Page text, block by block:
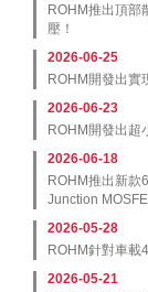
ROHM推出頂部
壓！
2026-06-25
ROHM開發出實
2026-06-23
ROHM開發出超
2026-06-18
ROHM推出新款
Junction
2026-05-28
ROHM針對車載
2026-05-21